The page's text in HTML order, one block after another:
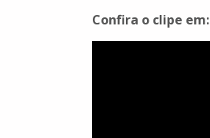
Confira o clipe em: